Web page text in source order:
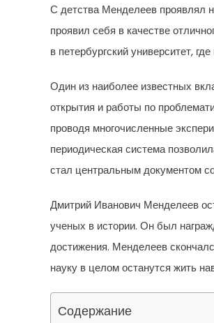
С детства Менделеев проявлял
проявил себя в качестве
в петербургский университет,
Один из наиболее известных
открытия и работы по
проводя многочисленные
периодическая система
стал центральным документом
Дмитрий Иванович Менделеев
ученых в истории. Он был
достижения. Менделеев
науку в целом останутся жить
Содержание